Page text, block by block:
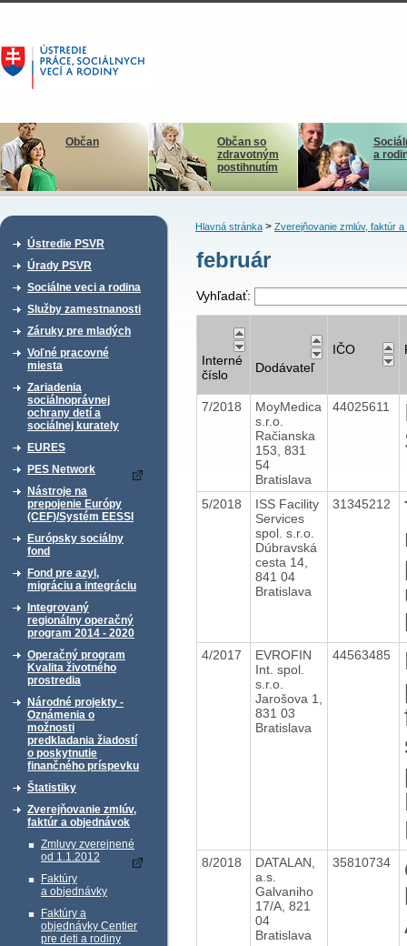
Občan
Občan so
zdravotným
postihnutím
a
Ústredie PSVR
Úrady PSVR
Sociálne veci a rodina
Služby zamestnanosti
Záruky pre mladých
Voľné pracovné
miesta
Zariadenia
sociálnoprávnej
ochrany detí a
sociálnej kurately
EURES
PES Network
Nástroje na
prepojenie Európy
(CEF)/Systém EESSI
Európsky sociálny
fond
Fond pre azyl,
migráciu a integráciu
Integrovaný
regionálny operačný
program 2014 - 2020
Operačný program
Kvalita životného
prostredia
Národné projekty -
Oznámenia o
možnosti
predkladania žiadostí
o poskytnutie
finančného príspevku
Štatistiky
Zverejňovanie zmlúv,
faktúr a objednávok
Zmluvy zverejnené
od 1.1.2012
Faktúry
a objednávky
Faktúry a
objednávky Centier
pre deti a rodiny
Hlavná stránka> Zverejňovanie zmlúv, faktúr a
február
Vyhľadať:
Interné
číslo
Dodávateľ
IČO
7/2018
MoyMedica
s.r.o.
Račianska
153, 831
54
Bratislava
44025611
5/2018
ISS Facility
Services
spol. s.r.o.
Dúbravská
cesta 14,
841 04
Bratislava
31345212
4/2017
EVROFIN
Int. spol.
s.r.o.
Jarošova 1,
831 03
Bratislava
44563485
8/2018
DATALAN,
a.s.
Galvaniho
17/A, 821
04
Bratislava
35810734